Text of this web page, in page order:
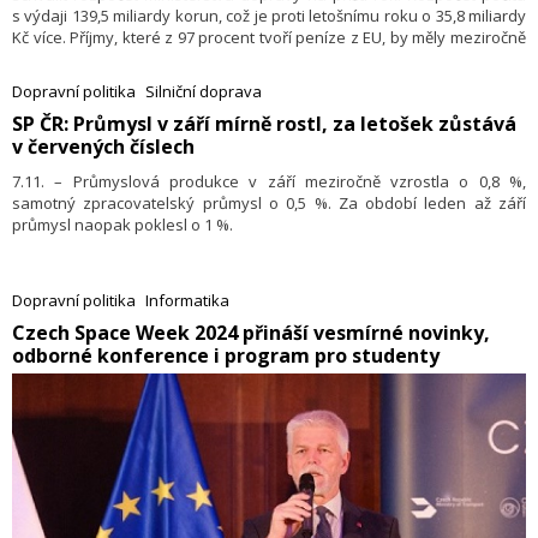
s výdaji 139,5 miliardy korun, což je proti letošnímu roku o 35,8 miliardy
Kč více. Příjmy, které z 97 procent tvoří peníze z EU, by měly meziročně
návrhu bude hospodařit s deficitem 100,8 miliardy Kč.
Dopravní politika Silniční doprava
​SP ČR: Průmysl v září mírně rostl, za letošek zůstává
v červených číslech
7.11. – Průmyslová produkce v září meziročně vzrostla o 0,8 %,
samotný zpracovatelský průmysl o 0,5 %. Za období leden až září
průmysl naopak poklesl o 1 %.
Dopravní politika Informatika
​Czech Space Week 2024 přináší vesmírné novinky,
odborné konference i program pro studenty